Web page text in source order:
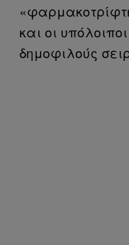
και οι
δημοφιλούς